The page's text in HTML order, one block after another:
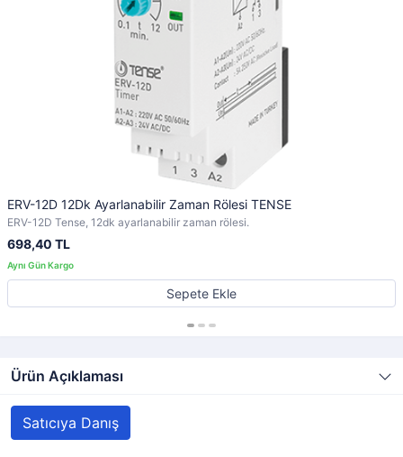
ERV-12D 12Dk Ayarlanabilir Zaman Rölesi TENSE
ERV-12D Tense, 12dk ayarlanabilir zaman rölesi.
698,40 TL
Sepete Ekle
Ürün Açıklaması
Satıcıya Danış